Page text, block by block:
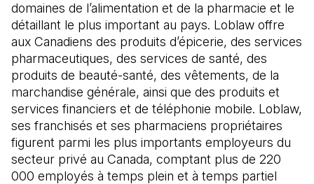
domaines de l’alimentation et de la pharmacie et le
détaillant le plus important au pays. Loblaw offre
aux Canadiens des produits d’épicerie, des services
pharmaceutiques, des services de santé, des
produits de beauté-santé, des vêtements, de la
marchandise générale, ainsi que des produits et
services financiers et de téléphonie mobile. Loblaw,
ses franchisés et ses pharmaciens propriétaires
figurent parmi les plus importants employeurs du
secteur privé au Canada, comptant plus de 220
000 employés à temps plein et à temps partiel